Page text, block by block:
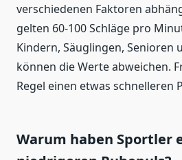
verschiedenen Faktoren
gelten 60-100 Schläge pro
Kindern, Säuglingen, Senioren
können die Werte abweichen.
Regel einen etwas schnelleren
Warum haben Sportler